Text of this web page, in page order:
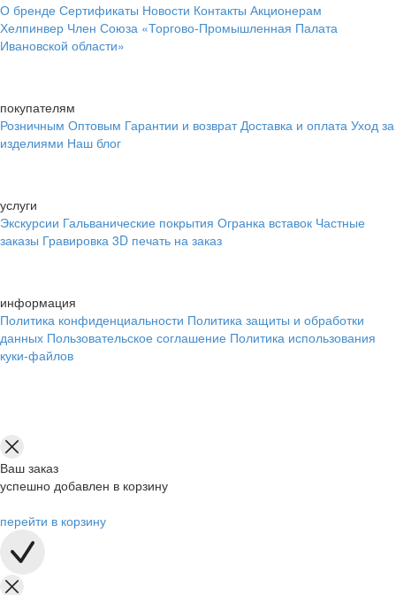
О бренде Сертификаты Новости Контакты Акционерам
Хелпинвер Член Союза «Торгово-Промышленная Палата
Ивановской области»
покупателям
Розничным Оптовым Гарантии и возврат Доставка и оплата Уход за
изделиями Наш блог
услуги
Экскурсии Гальванические покрытия Огранка вставок Частные
заказы Гравировка 3D печать на заказ
информация
Политика конфиденциальности Политика защиты и обработки
данных Пользовательское соглашение Политика использования
куки-файлов
Ваш заказ
успешно добавлен в корзину
перейти в корзину